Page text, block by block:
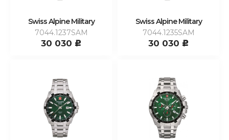
Swiss Alpine Military
7044.1237SAM
30 030 c
Swiss Alpine Military
7044.1235SAM
30 030 c